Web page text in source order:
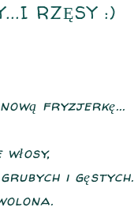
RZĘSY :)
fryzjerkę...
i gęstych.